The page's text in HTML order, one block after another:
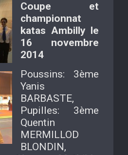
Coupe et
championnat
katas Ambilly le
16 novembre
2014
Poussins: 3ème
Yanis
BARBASTE,
Pupilles: 3ème
Quentin
MERMILLOD
BLONDIN,